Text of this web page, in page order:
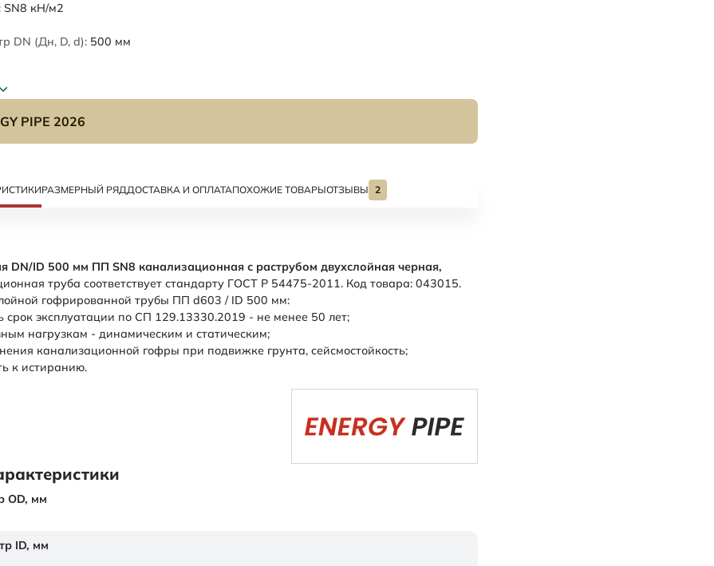
SN8 кН/м2
DN (Дн, D, d): 500 мм
PIPE 2026
РАЗМЕРНЫЙ РЯДДОСТАВКА И ОПЛАТАПОХОЖИЕ ТОВАРЫОТЗЫВЫ 2
DN/ID 500 мм ПП SN8 канализационная с раструбом двухслойная черная,
труба соответствует стандарту ГОСТ Р 54475-2011. Код товара: 043015.
гофрированной трубы ПП d603 / ID 500 мм:
срок эксплуатации по СП 129.13330.2019 - не менее 50 лет;
нагрузкам - динамическим и статическим;
канализационной гофры при подвижке грунта, сейсмостойкость;
к истиранию.
OD, мм
ID, мм